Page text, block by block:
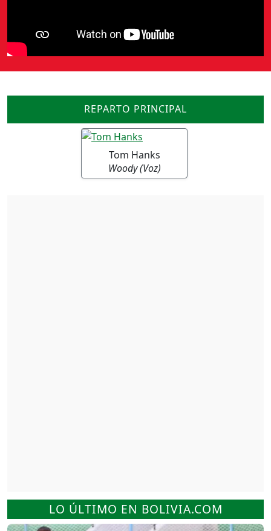
REPARTO PRINCIPAL
Tom Hanks
Woody (Voz)
LO ÚLTIMO EN BOLIVIA.COM